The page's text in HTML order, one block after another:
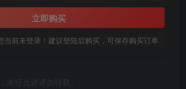
立即购买
当前未登录！建议登陆后购买，可保存购买订单
未经允许请勿转载。